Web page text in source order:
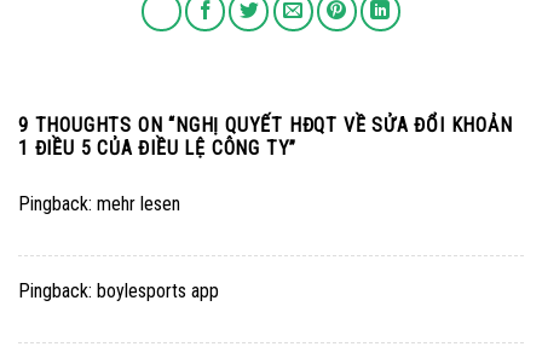
9 THOUGHTS ON “NGHỊ QUYẾT HĐQT VỀ SỬA ĐỔI KHOẢN
1 ĐIỀU 5 CỦA ĐIỀU LỆ CÔNG TY”
Pingback: mehr lesen
Pingback: boylesports app